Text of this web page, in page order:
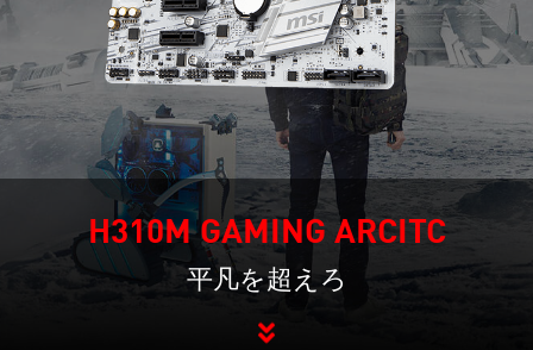
H310M GAMING ARCITC
平凡を超えろ